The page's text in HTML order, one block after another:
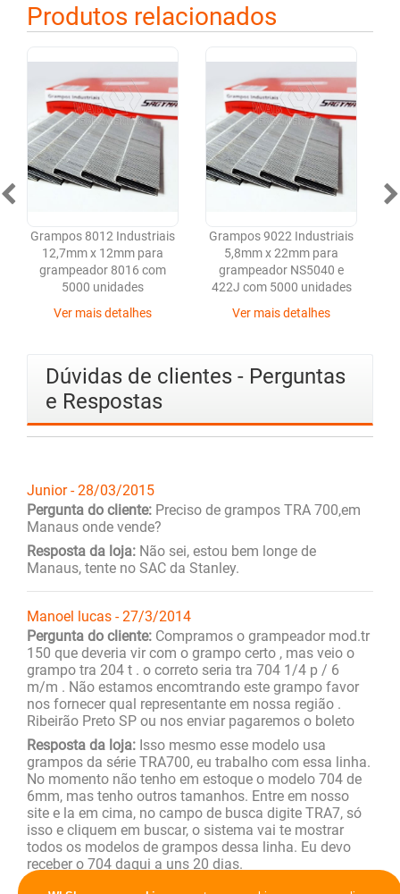
Produtos relacionados
Grampos 8012 Industriais
12,7mm x 12mm para
grampeador 8016 com
5000 unidades
Ver mais detalhes
Grampos 9022 Industriais
5,8mm x 22mm para
grampeador NS5040 e
422J com 5000 unidades
Ver mais detalhes
Dúvidas de clientes - Perguntas
e Respostas
Junior - 28/03/2015
Pergunta do cliente: Preciso de grampos TRA 700,em
Manaus onde vende?
Resposta da loja: Não sei, estou bem longe de
Manaus, tente no SAC da Stanley.
Manoel lucas - 27/3/2014
Pergunta do cliente: Compramos o grampeador mod.tr
150 que deveria vir com o grampo certo , mas veio o
grampo tra 204 t . o correto seria tra 704 1/4 p / 6
m/m . Não estamos encomtrando este grampo favor
nos fornecer qual representante em nossa região .
Ribeirão Preto SP ou nos enviar pagaremos o boleto
Resposta da loja: Isso mesmo esse modelo usa
grampos da série TRA700, eu trabalho com essa linha.
No momento não tenho em estoque o modelo 704 de
6mm, mas tenho outros tamanhos. Entre em nosso
site e la em cima, no campo de busca digite TRA7, só
isso e cliquem em buscar, o sistema vai te mostrar
todos os modelos de grampos dessa linha. Eu devo
receber o 704 daqui a uns 20 dias.